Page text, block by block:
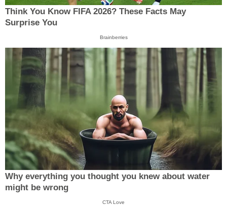
Think You Know FIFA 2026? These Facts May
Surprise You
Brainberries
Why everything you thought you knew about water
might be wrong
CTA Love